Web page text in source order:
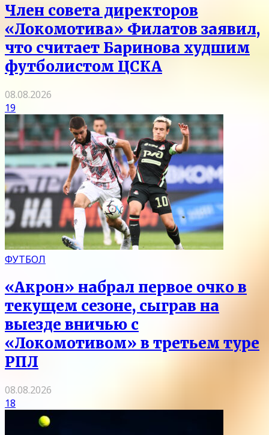
Член совета директоров
«Локомотива» Филатов заявил,
что считает Баринова худшим
футболистом ЦСКА
08.08.2026
19
ФУТБОЛ
«Акрон» набрал первое очко в
текущем сезоне, сыграв на
выезде вничью с
«Локомотивом» в третьем туре
РПЛ
08.08.2026
18